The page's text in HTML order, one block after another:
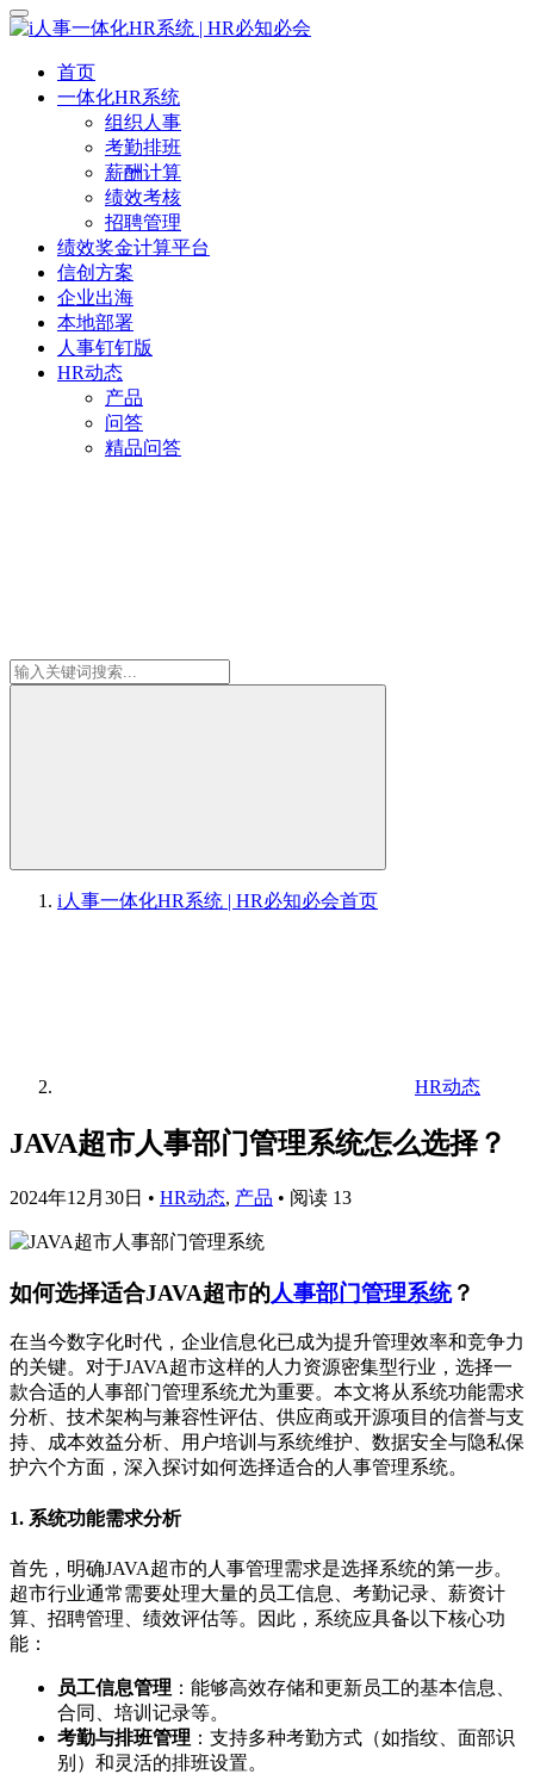
首页
一体化HR系统
组织人事
考勤排班
薪酬计算
绩效考核
招聘管理
绩效奖金计算平台
信创方案
企业出海
本地部署
人事钉钉版
HR动态
产品
问答
精品问答
i人事一体化HR系统 | HR必知必会首页
HR动态
JAVA超市人事部门管理系统怎么选择？
2024年12月30日 • HR动态, 产品 • 阅读 13
如何选择适合JAVA超市的人事部门管理系统？
在当今数字化时代，企业信息化已成为提升管理效率和竞争力
的关键。对于JAVA超市这样的人力资源密集型行业，选择一
款合适的人事部门管理系统尤为重要。本文将从系统功能需求
分析、技术架构与兼容性评估、供应商或开源项目的信誉与支
持、成本效益分析、用户培训与系统维护、数据安全与隐私保
护六个方面，深入探讨如何选择适合的人事管理系统。
1. 系统功能需求分析
首先，明确JAVA超市的人事管理需求是选择系统的第一步。
超市行业通常需要处理大量的员工信息、考勤记录、薪资计
算、招聘管理、绩效评估等。因此，系统应具备以下核心功
能：
员工信息管理 ：能够高效存储和更新员工的基本信息、
合同、培训记录等。
考勤与排班管理 ：支持多种考勤方式（如指纹、面部识
别）和灵活的排班设置。